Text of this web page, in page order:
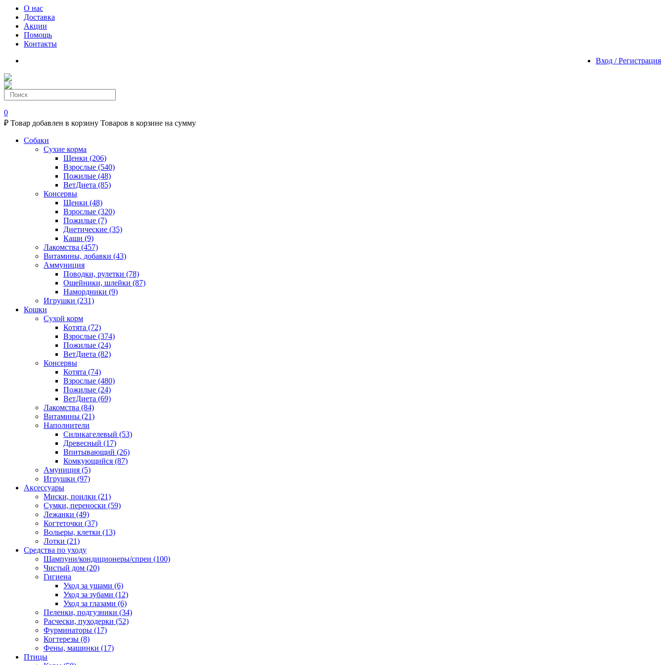
О нас
Доставка
Акции
Помощь
Контакты
Вход / Регистрация
0
₽ Товар добавлен в корзину Товаров в корзине на сумму
Собаки
Сухие корма
Щенки (206)
Взрослые (540)
Пожилые (48)
ВетДиета (85)
Консервы
Щенки (48)
Взрослые (320)
Пожилые (7)
Диетические (35)
Каши (9)
Лакомства (457)
Витамины, добавки (43)
Аммуниция
Поводки, рулетки (78)
Ошейники, шлейки (87)
Намордники (9)
Игрушки (231)
Кошки
Сухой корм
Котята (72)
Взрослые (374)
Пожилые (24)
ВетДиета (82)
Консервы
Котята (74)
Взрослые (480)
Пожилые (24)
ВетДиета (69)
Лакомства (84)
Витамины (21)
Наполнители
Силикагелевый (53)
Древесный (17)
Впитывающий (26)
Комкующийся (87)
Амуниция (5)
Игрушки (97)
Аксессуары
Миски, поилки (21)
Сумки, переноски (59)
Лежанки (49)
Когтеточки (37)
Вольеры, клетки (13)
Лотки (21)
Средства по уходу
Шампуни/кондиционеры/спреи (100)
Чистый дом (20)
Гигиена
Уход за ушами (6)
Уход за зубами (12)
Уход за глазами (6)
Пеленки, подгузники (34)
Расчески, пуходерки (52)
Фурминаторы (17)
Когтерезы (8)
Фены, машинки (17)
Птицы